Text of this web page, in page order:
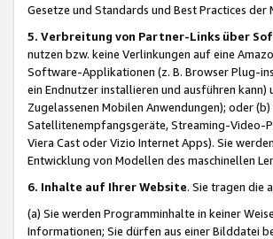
Gesetze und Standards und Best Practices
5. Verbreitung von Partner-Links über
nutzen bzw. keine Verlinkungen auf eine
Software-Applikationen (z. B. Browser Plug-
ein Endnutzer installieren und ausführen
Zugelassenen Mobilen Anwendungen); oder
Satellitenempfangsgeräte, Streaming-Video-
Viera Cast oder Vizio Internet Apps). Sie
Entwicklung von Modellen des maschinellen
6. Inhalte auf Ihrer Website. Sie tragen die
(a) Sie werden Programminhalte in keiner
Informationen; Sie dürfen aus einer Bilddatei